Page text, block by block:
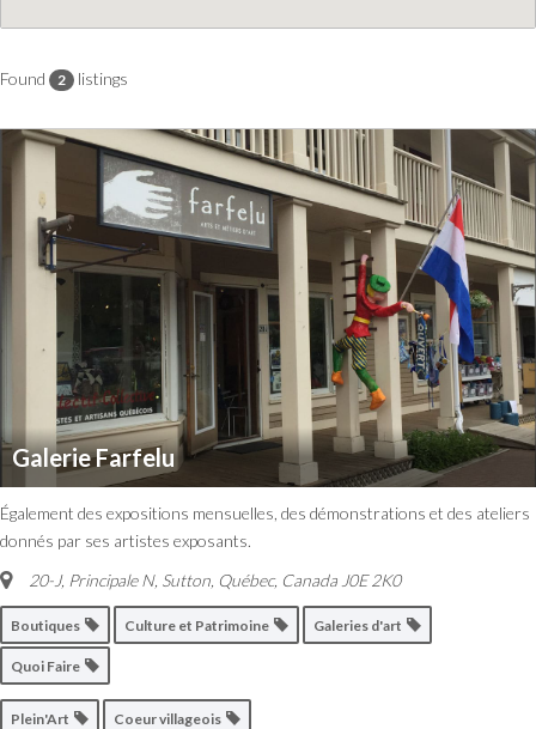
Found 2 listings
Galerie Farfelu
Également des expositions mensuelles, des démonstrations et des ateliers
donnés par ses artistes exposants.
20-J, Principale N, Sutton Québec, Canada J0E 2K0
Boutiques Culture et Patrimoine Galeries d'art
Quoi Faire
Plein'Art Coeur villageois